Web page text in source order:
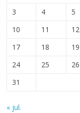
3
4 5
10
11 12
17
18 19
24
25 26
31
« jul.